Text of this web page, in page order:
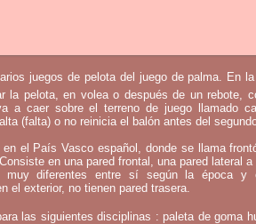
juegos de pelota del juego de palma. En
la pelota, en volea o después de un rebote,
a caer sobre el terreno de juego llamado
(falta) o no reinicia el balón antes del
el País Vasco español, donde se llama
en una pared frontal, una pared lateral
muy diferentes entre sí según la época
el exterior, no tienen pared trasera.
las siguientes disciplinas : paleta de goma